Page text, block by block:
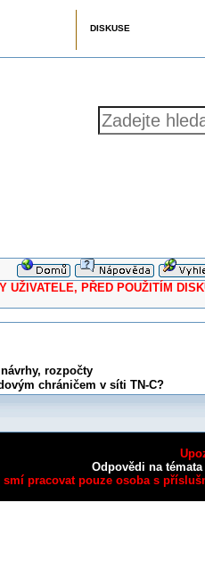
DISKUSE
PŘED POUŽITÍM
rozpočty
chráničem v síti TN-C?
Odpovědi na
smí pracovat pouze osoba s